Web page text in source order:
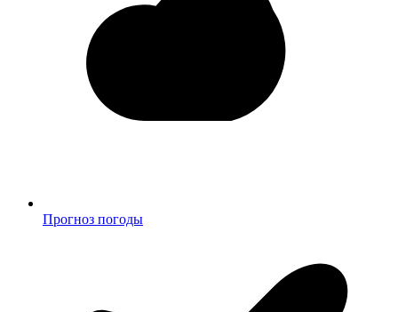
Прогноз погоды